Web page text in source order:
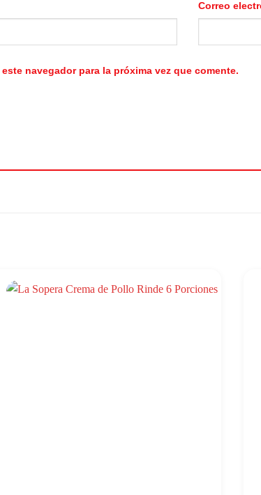
Correo
navegador para la próxima vez que comente.